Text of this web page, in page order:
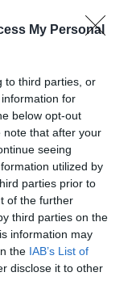
My Personal
to third parties, or
for
below opt-out
note that after your
seeing
utilized by
parties prior to
of the further
third parties on the
information may
the IAB’s List of
disclose it to other